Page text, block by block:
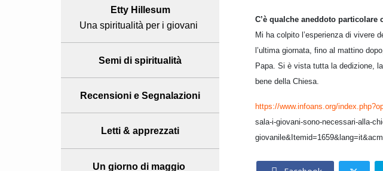
Etty Hillesum
Una spiritualità per i giovani
Semi di spiritualità
Recensioni e Segnalazioni
Letti & apprezzati
Un giorno di maggio
C’è qualche aneddoto
Mi ha colpito l’esperienza di vivere
l’ultima giornata, fino al mattino
Papa. Si è vista tutta la dedizione,
bene della Chiesa.
https://www.infoans.org/
sala-i-giovani-sono-necessari-alla-